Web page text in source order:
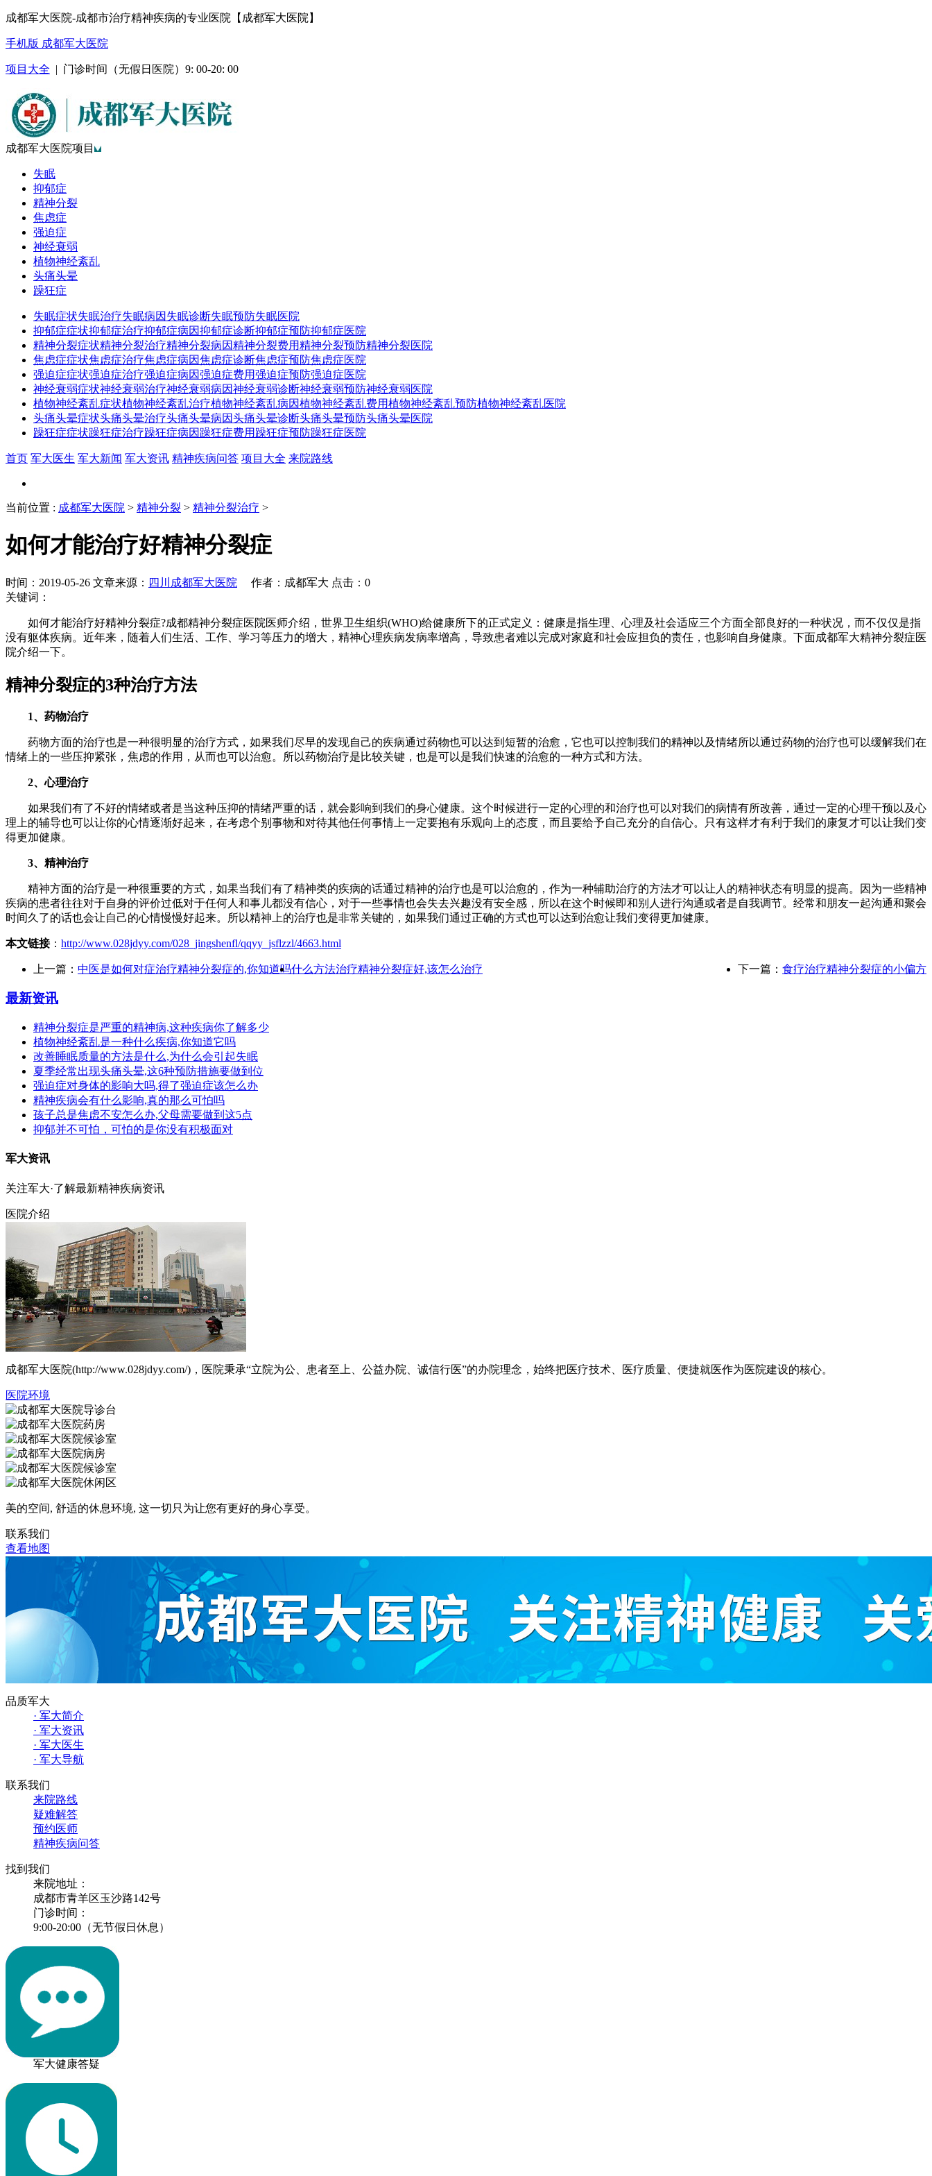
成都军大医院-成都市治疗精神疾病的专业医院【成都军大医院】
手机版 成都军大医院
项目大全 | 门诊时间（无假日医院）9: 00-20: 00
成都军大医院项目
失眠
抑郁症
精神分裂
焦虑症
强迫症
神经衰弱
植物神经紊乱
头痛头晕
躁狂症
失眠症状失眠治疗失眠病因 失眠诊断失眠预防失眠医院
抑郁症症状抑郁症治疗抑郁症病因抑郁症诊断抑郁症预防抑郁症医院
精神分裂症状精神分裂治疗精神分裂病因精神分裂费用精神分裂预防精神分裂医院
焦虑症症状焦虑症治疗焦虑症病因焦虑症诊断焦虑症预防焦虑症医院
强迫症症状强迫症治疗强迫症病因强迫症费用强迫症预防强迫症医院
神经衰弱症状神经衰弱治疗神经衰弱病因神经衰弱诊断神经衰弱预防神经衰弱医院
植物神经紊乱症状植物神经紊乱治疗植物神经紊乱病因植物神经紊乱费用植物神经紊乱预防植物神经紊乱医院
头痛头晕症状头痛头晕治疗头痛头晕病因头痛头晕诊断头痛头晕预防头痛头晕医院
躁狂症症状躁狂症治疗躁狂症病因 躁狂症费用 躁狂症预防躁狂症医院
首页 军大医生 军大新闻 军大资讯 精神疾病问答 项目大全 来院路线
当前位置 : 成都军大医院 > 精神分裂 > 精神分裂治疗 >
如何才能治疗好精神分裂症
时间：2019-05-26 文章来源： 四川成都军大医院 作者：成都军大 点击：0
关键词：
如何才能治疗好精神分裂症?成都精神分裂症医院医师介绍，世界卫生组织(WHO)给健康所下的正式定义：健康是指生理、心理及社会适应三个方面全部良好的一种状况，而不仅仅是指
没有躯体疾病。近年来，随着人们生活、工作、学习等压力的增大，精神心理疾病发病率增高，导致患者难以完成对家庭和社会应担负的责任，也影响自身健康。下面成都军大精神分裂症医
院介绍一下。
精神分裂症的3种治疗方法
1、药物治疗
药物方面的治疗也是一种很明显的治疗方式，如果我们尽早的发现自己的疾病通过药物也可以达到短暂的治愈，它也可以控制我们的精神以及情绪所以通过药物的治疗也可以缓解我们在
情绪上的一些压抑紧张，焦虑的作用，从而也可以治愈。所以药物治疗是比较关键，也是可以是我们快速的治愈的一种方式和方法。
2、心理治疗
如果我们有了不好的情绪或者是当这种压抑的情绪严重的话，就会影响到我们的身心健康。这个时候进行一定的心理的和治疗也可以对我们的病情有所改善，通过一定的心理干预以及心
理上的辅导也可以让你的心情逐渐好起来，在考虑个别事物和对待其他任何事情上一定要抱有乐观向上的态度，而且要给予自己充分的自信心。只有这样才有利于我们的康复才可以让我们变
得更加健康。
3、精神治疗
精神方面的治疗是一种很重要的方式，如果当我们有了精神类的疾病的话通过精神的治疗也是可以治愈的，作为一种辅助治疗的方法才可以让人的精神状态有明显的提高。因为一些精神
疾病的患者往往对于自身的评价过低对于任何人和事儿都没有信心，对于一些事情也会失去兴趣没有安全感，所以在这个时候即和别人进行沟通或者是自我调节。经常和朋友一起沟通和聚会
时间久了的话也会让自己的心情慢慢好起来。所以精神上的治疗也是非常关键的，如果我们通过正确的方式也可以达到治愈让我们变得更加健康。
本文链接： http://www.028jdyy.com/028_jingshenfl/qqyy_jsflzzl/4663.html
上一篇： 中医是如何对症治疗精神分裂症的,你知道吗 下一篇： 食疗治疗精神分裂症的小偏方
什么方法治疗精神分裂症好,该怎么治疗
最新资讯
精神分裂症是严重的精神病,这种疾病你了解多少
植物神经紊乱是一种什么疾病,你知道它吗
改善睡眠质量的方法是什么,为什么会引起失眠
夏季经常出现头痛头晕,这6种预防措施要做到位
强迫症对身体的影响大吗,得了强迫症该怎么办
精神疾病会有什么影响,真的那么可怕吗
孩子总是焦虑不安怎么办,父母需要做到这5点
抑郁并不可怕，可怕的是你没有积极面对
军大资讯
关注军大·了解最新精神疾病资讯
医院介绍
成都军大医院(http://www.028jdyy.com/)，医院秉承“立院为公、患者至上、公益办院、诚信行医”的办院理念，始终把医疗技术、医疗质量、便捷就医作为医院建设的核心。
医院环境
美的空间, 舒适的休息环境, 这一切只为让您有更好的身心享受。
联系我们
查看地图
品质军大
· 军大简介
· 军大资讯
· 军大医生
· 军大导航
联系我们
来院路线
疑难解答
预约医师
精神疾病问答
找到我们
来院地址：
成都市青羊区玉沙路142号
门诊时间：
9:00-20:00（无节假日休息）
军大健康答疑